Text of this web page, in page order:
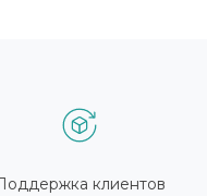
клиентов